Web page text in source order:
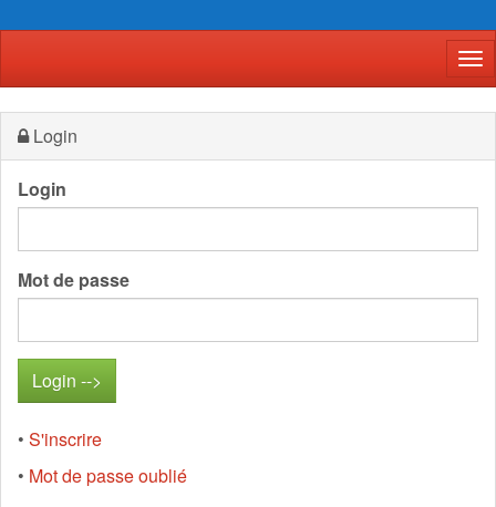
Login
Login
Mot de passe
• S'inscrire
• Mot de passe oublié